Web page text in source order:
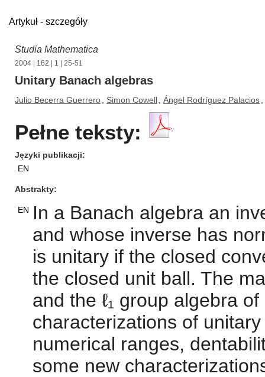
Artykuł - szczegóły
Studia Mathematica
2004 162 1 | 25-51
Unitary Banach algebras
Julio Becerra Guerrero Simon Cowell Ángel Rodríguez Palacios
Pełne teksty:
Języki publikacji
EN
Abstrakty
EN
In a Banach algebra an
and whose inverse has
is unitary if the closed
the closed unit ball. The
and the ℓ₁ group algebra
characterizations of
numerical ranges,
some new